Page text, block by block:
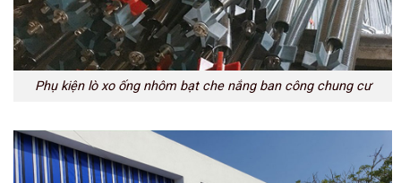
Phụ kiện lò xo ống nhôm bạt che nắng ban công chung cư